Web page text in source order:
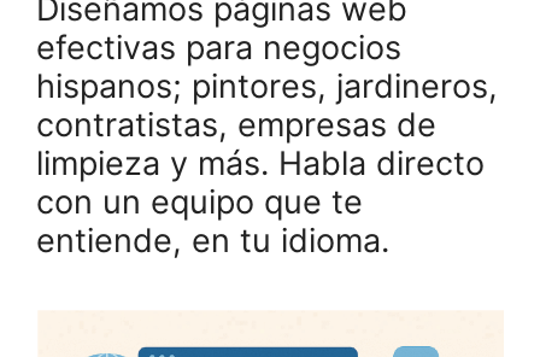
Diseñamos páginas web
efectivas para negocios
hispanos; pintores, jardineros,
contratistas, empresas de
limpieza y más. Habla directo
con un equipo que te
entiende, en tu idioma.